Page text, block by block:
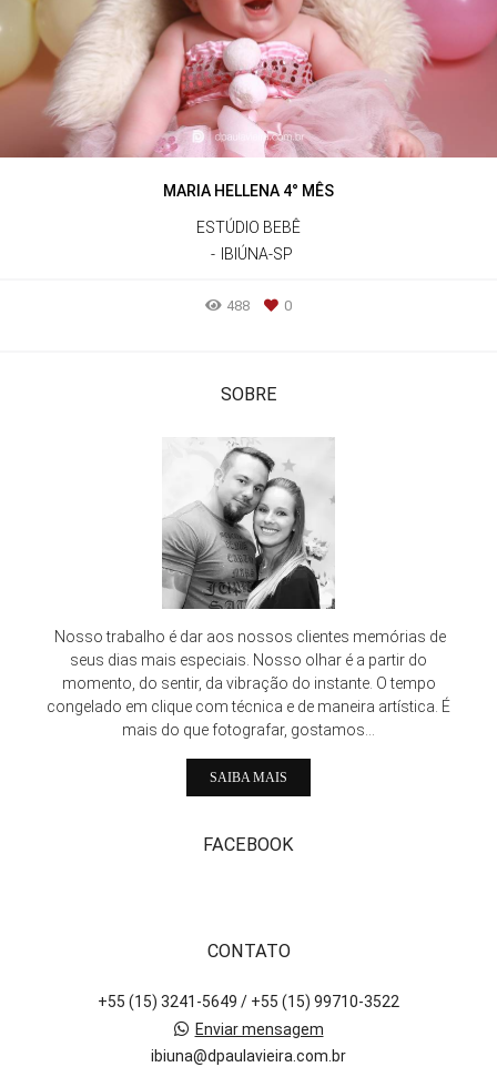
MARIA HELLENA 4° MÊS
ESTÚDIO BEBÊ
IBIÚNA-SP
488 0
SOBRE
Nosso trabalho é dar aos nossos clientes memórias de
seus dias mais especiais. Nosso olhar é a partir do
momento, do sentir, da vibração do instante. O tempo
congelado em clique com técnica e de maneira artística. É
mais do que fotografar, gostamos...
SAIBA MAIS
FACEBOOK
CONTATO
+55 (15) 3241-5649 / +55 (15) 99710-3522
Enviar mensagem
ibiuna@dpaulavieira.com.br